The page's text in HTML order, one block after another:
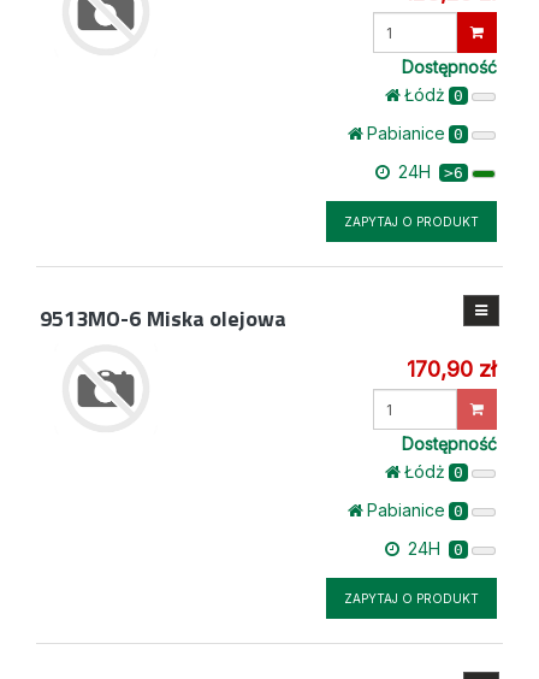
Dostępność
Łódż 0
Pabianice 0
24H >6
ZAPYTAJ O PRODUKT
9513MO-6 Miska olejowa
170,90 zł
Dostępność
Łódż 0
Pabianice 0
24H 0
ZAPYTAJ O PRODUKT